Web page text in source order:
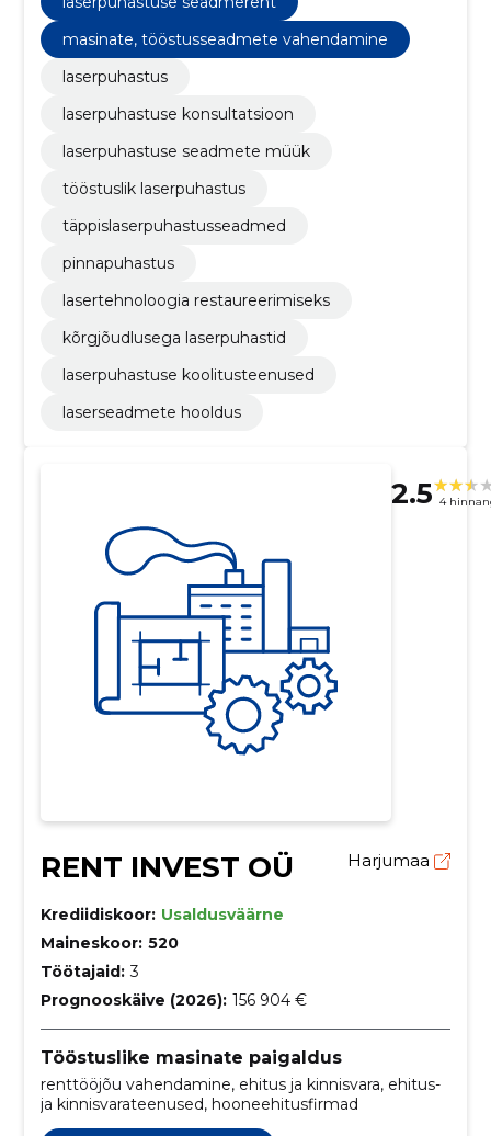
lasertehnoloogia restaureerimiseks, kõrgjõudlusega
laserpuhastid, laserpuhastuse koolitusteenused
masinate, tööstusseadmete vahendamine
laserpuhastus
laserpuhastuse konsultatsioon
laserpuhastuse seadmete müük
tööstuslik laserpuhastus
täppislaserpuhastusseadmed
pinnapuhastus
lasertehnoloogia restaureerimiseks
kõrgjõudlusega laserpuhastid
laserpuhastuse koolitusteenused
laserseadmete hooldus
2.5 4
RENT INVEST OÜ Harjumaa
Krediidiskoor: Usaldusväärne
Maineskoor: 520
Töötajaid: 3
Prognooskäive (2026): 156 904 €
Tööstuslike masinate paigaldus
renttööjõu vahendamine, ehitus ja kinnisvara, ehitus-
ja kinnisvarateenused, hooneehitusfirmad